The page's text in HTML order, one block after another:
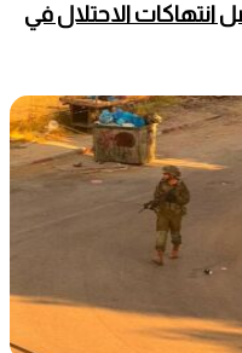
انتهاكات الاحتلال في